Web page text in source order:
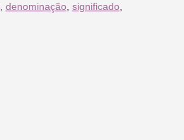
denominação, significado,